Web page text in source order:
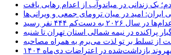
یک زندانی در میاندوآب از اعدام رهایی یافت
ایران: امید در میان ترومای جمعی و ویرانی‌ها
پراکنده در نیمه شمالی استان تهران تا شنبه
تسلط بر تو لذت می‌برم به همراه مصاحبه